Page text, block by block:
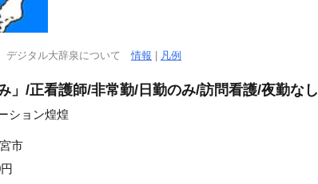
デジタル大辞泉について情報 凡例
」/正看護師/非常勤/日勤のみ/訪問看護/夜勤なし
ション煌煌
市